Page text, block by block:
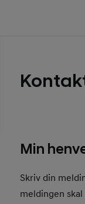
Min
Skriv din
meldingen